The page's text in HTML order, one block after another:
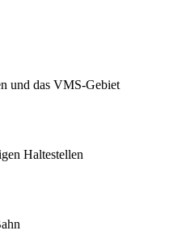
und das VMS-Gebiet
Haltestellen